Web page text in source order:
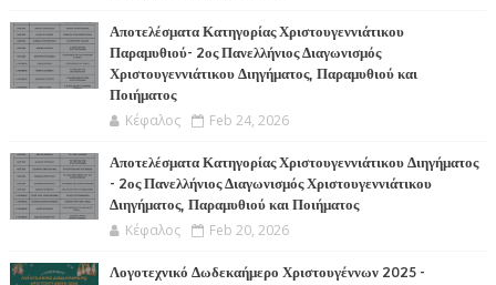
Αποτελέσματα Κατηγορίας Χριστουγεννιάτικου
Παραμυθιού- 2ος Πανελλήνιος Διαγωνισμός
Χριστουγεννιάτικου Διηγήματος, Παραμυθιού και
Ποιήματος
Κέφαλος Feb 24, 2026
Αποτελέσματα Κατηγορίας Χριστουγεννιάτικου Διηγήματος
- 2ος Πανελλήνιος Διαγωνισμός Χριστουγεννιάτικου
Διηγήματος, Παραμυθιού και Ποιήματος
Κέφαλος Feb 20, 2026
Λογοτεχνικό Δωδεκαήμερο Χριστουγέννων 2025 -